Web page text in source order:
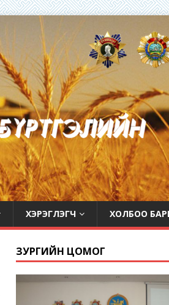
ХЭРЭГЛЭГЧ ХОЛБОО
ЗУРГИЙН ЦОМОГ